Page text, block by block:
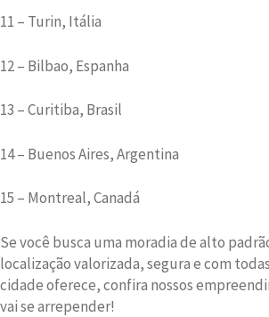
11 – Turin, Itália
12 – Bilbao, Espanha
13 – Curitiba, Brasil
14 – Buenos Aires, Argentina
15 – Montreal, Canadá
Se você busca uma moradia de alto
localização valorizada, segura e com
cidade oferece, confira nossos
vai se arrepender!